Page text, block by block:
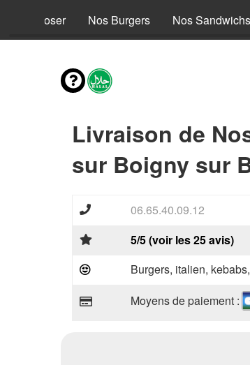
à composer Nos Burgers Nos Sandwichs
Livraison de
sur Boigny sur
06.65.40.09.12
5/5 (voir les 25 avis)
Burgers, italien,
Moyens de paiement :